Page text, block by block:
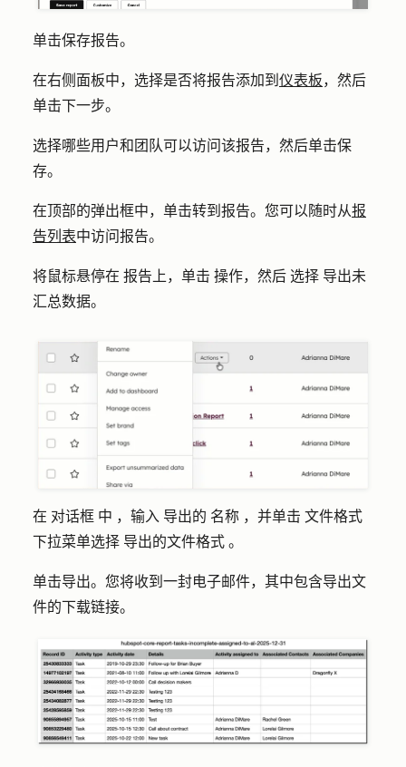
单击保存报告。
在右侧面板中，选择是否将报告添加到 仪表板，然后
单击下一步。
选择哪些用户和团队可以访问该报告，然后单击保
存。
在顶部的弹出框中，单击转到报告。您可以随时从报
告列表中访问报告。
将鼠标悬停在 报告上，单击 操作，然后 选择 导出未
汇总数据。
在 对话框 中 ，输入 导出的 名称 ，并单击 文件格式
下拉菜单选择 导出的文件格式 。
单击导出。您将收到一封电子邮件，其中包含导出文
件的下载链接。